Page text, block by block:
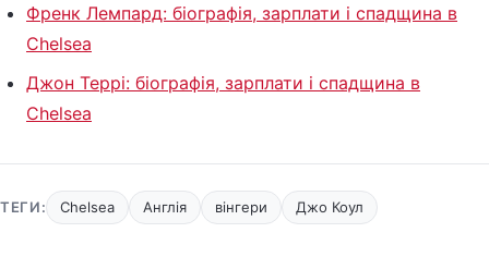
Френк Лемпард: біографія, зарплати і спадщина в
Chelsea
Джон Террі: біографія, зарплати і спадщина в
Chelsea
ТЕГИ: Chelsea Англія вінгери Джо Коул